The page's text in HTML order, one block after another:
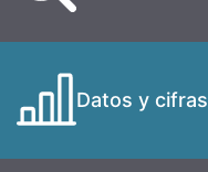
Datos y cifras